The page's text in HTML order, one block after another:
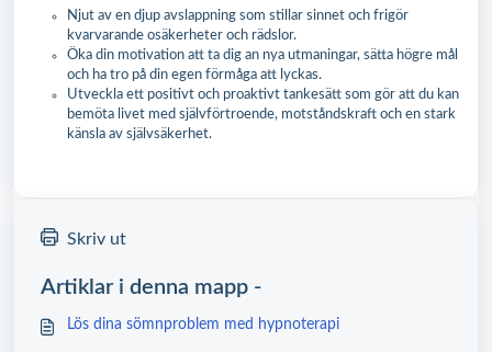
Njut av en djup avslappning som stillar sinnet och frigör
kvarvarande osäkerheter och rädslor.
Öka din motivation att ta dig an nya utmaningar, sätta högre mål
och ha tro på din egen förmåga att lyckas.
Utveckla ett positivt och proaktivt tankesätt som gör att du kan
bemöta livet med självförtroende, motståndskraft och en stark
känsla av självsäkerhet.
Skriv ut
Artiklar i denna mapp -
Lös dina sömnproblem med hypnoterapi